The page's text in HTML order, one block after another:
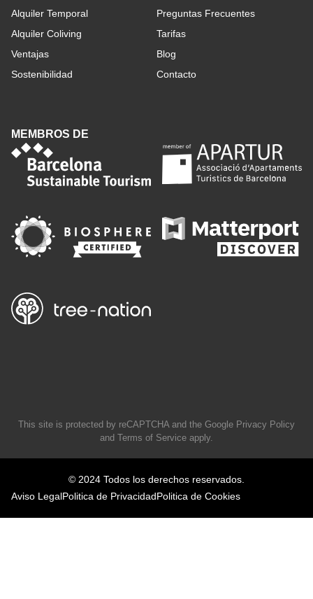
Alquiler Temporal
Alquiler Coliving
Ventajas
Sostenibilidad
Preguntas Frecuentes
Tarifas
Blog
Contacto
MEMBROS DE
This site is protected by reCAPTCHA and the Google Privacy Policy
and Terms of Service apply.
© 2024 Todos los derechos reservados.
Aviso LegalPolitica de PrivacidadPolitica de Cookies